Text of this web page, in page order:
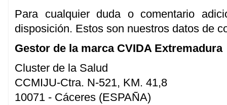
Para cualquier duda o comentario
disposición. Estos son nuestros datos de
Gestor de la marca CVIDA Extremadura
Cluster de la Salud
CCMIJU-Ctra. N-521, KM. 41,8
10071 - Cáceres (ESPAÑA)